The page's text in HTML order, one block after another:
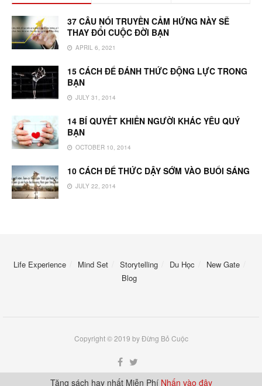
37 CÂU NÓI TRUYỀN CẢM HỨNG NÀY SẼ
THAY ĐỔI CUỘC ĐỜI BẠN
APRIL 6, 2021
15 CÁCH ĐỂ ĐÁNH THỨC ĐỘNG LỰC TRONG
BẠN
JULY 31, 2014
14 BÍ QUYẾT KHIẾN NGƯỜI KHÁC YÊU QUÝ
BẠN
OCTOBER 10, 2014
10 CÁCH ĐỂ THỨC DẬY SỚM VÀO BUỔI SÁNG
JULY 22, 2014
Life Experience Mind Set Storytelling Du Học
New Gate
Blog
Copyright © 2019 by Đừng Bỏ Cuộc
Tặng sách hay nhất Miễn Phí Nhấn vào đây